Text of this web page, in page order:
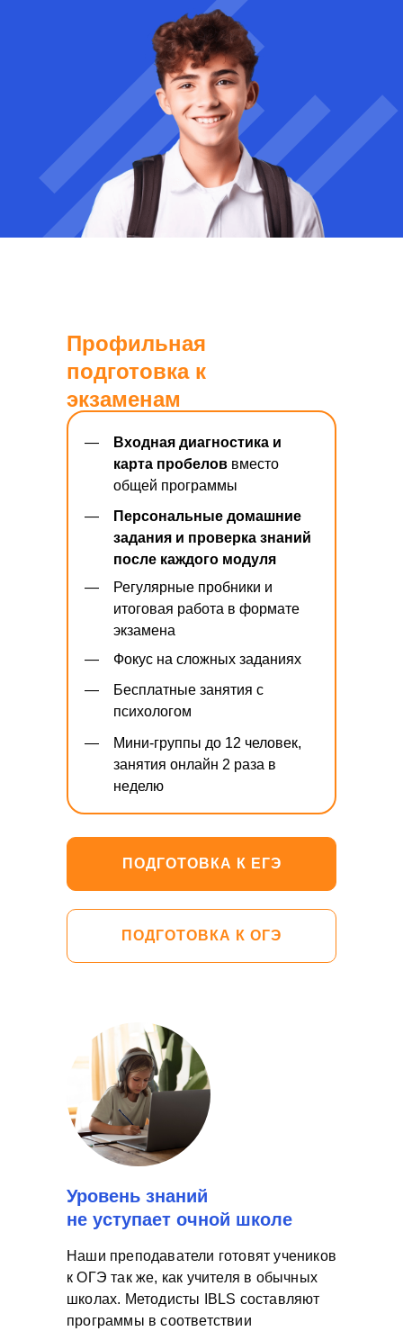
Профильная
подготовка к
экзаменам
ПОДГОТОВКА К ЕГЭ
ПОДГОТОВКА К ОГЭ
—
Фокус на сложных заданиях
—
Бесплатные занятия с
психологом
—
Входная диагностика и
карта пробелов вместо
общей программы
—
Персональные домашние
задания и проверка знаний
после каждого модуля
—
Регулярные пробники и
итоговая работа в формате
экзамена
—
Мини-группы до 12 человек,
занятия онлайн 2 раза в
неделю
Уровень знаний
не уступает очной школе
Наши преподаватели готовят учеников
к ОГЭ так же, как учителя в обычных
школах. Методисты IBLS составляют
программы в соответствии